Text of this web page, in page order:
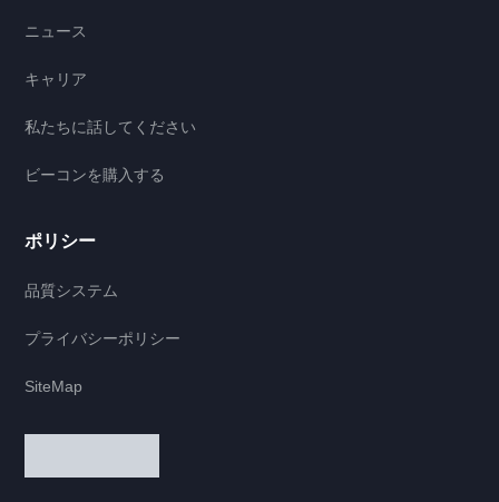
ニュース
キャリア
私たちに話してください
ビーコンを購入する
ポリシー
品質システム
プライバシーポリシー
SiteMap